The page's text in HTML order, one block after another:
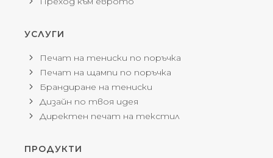
УСЛУГИ
Печат на тениски по поръчка
Печат на щампи по поръчка
Брандиране на тениски
Дизайн по твоя идея
Директен печат на текстил
ПРОДУКТИ